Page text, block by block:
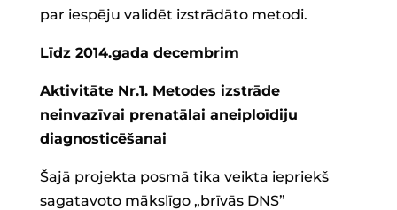
par iespēju validēt izstrādāto metodi.
Līdz 2014.gada decembrim
Aktivitāte Nr.1. Metodes izstrāde
neinvazīvai prenatālai aneiploīdiju
diagnosticēšanai
Šajā projekta posmā tika veikta iepriekš
sagatavoto mākslīgo „brīvās DNS”